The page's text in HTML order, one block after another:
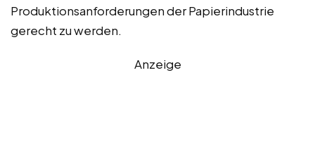
Produktionsanforderungen der Papierindustrie
gerecht zu werden.
Anzeige